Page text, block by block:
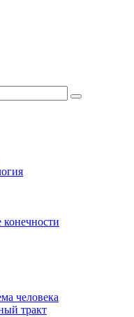
человека
тракт